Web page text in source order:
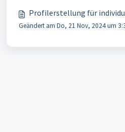
Profilerstellung für
Geändert am Do, 21 Nov, 2024 um